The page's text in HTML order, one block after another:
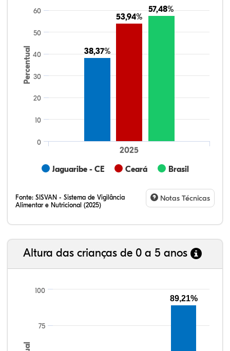
Percentual 38,37%
38,37%
53,94%
53,94%
57,48%
57,48%
Jaguaribe - CE Ceará Brasil
2025
0
10
20
30
40
50
60
Fonte: SISVAN - Sistema de Vigilância
Alimentar e Nutricional (2025)
Notas Técnicas
Altura das crianças de 0 a 5 anos
100
75
89,21%